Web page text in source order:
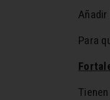
Para